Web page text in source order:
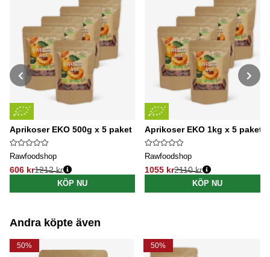
Aprikoser EKO 500g x 5 paket
Rawfoodshop
606 kr
Ordinarie pris:
1212 kr
KÖP NU
Aprikoser EKO 1kg x 5 paket
Rawfoodshop
1055 kr
Ordinarie pris:
2110 kr
KÖP NU
Andra köpte även
50% 50%